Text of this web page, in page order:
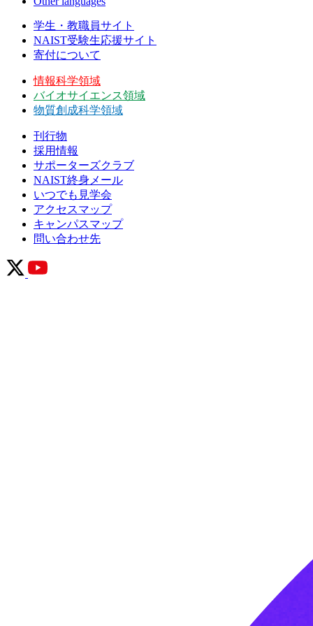
学生・教職員サイト
NAIST受験生応援サイト
寄付について
情報科学領域
バイオサイエンス領域
物質創成科学領域
刊行物
採用情報
サポーターズクラブ
NAIST終身メール
いつでも見学会
アクセスマップ
キャンパスマップ
問い合わせ先